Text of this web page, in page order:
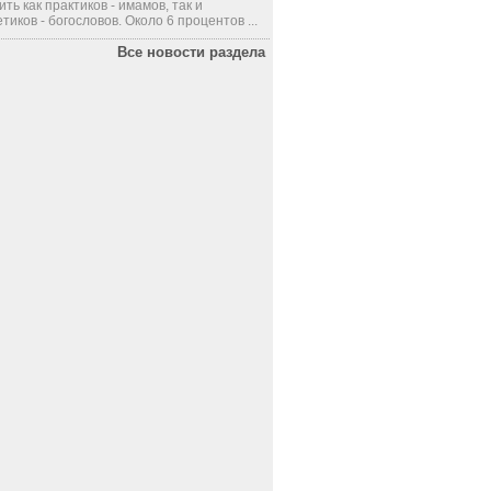
как практиков - имамов, так и
- богословов. Около 6 процентов ...
Все новости раздела